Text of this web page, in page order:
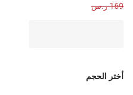
169 ر.س
أختر الحجم